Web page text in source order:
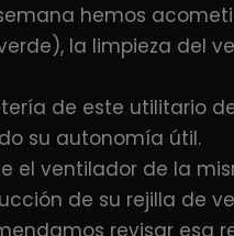
hemos
la limpieza del
de este utilitario
su autonomía útil.
el ventilador de la
de su rejilla de
revisar esa